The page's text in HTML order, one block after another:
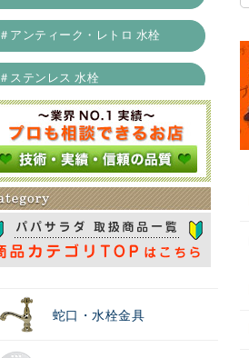
＃アンティーク・レトロ 水栓
＃ステンレス 水栓
＃浄水器
蛇口・水栓金具